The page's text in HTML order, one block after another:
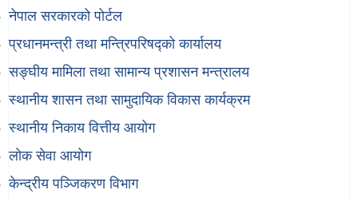
नेपाल सरकारको पोर्टल
प्रधानमन्त्री तथा मन्त्रिपरिषद्को कार्यालय
सङ्घीय मामिला तथा सामान्य प्रशासन मन्त्रालय
स्थानीय शासन तथा सामुदायिक विकास कार्यक्रम
स्थानीय निकाय वित्तीय आयोग
लोक सेवा आयोग
केन्द्रीय पञ्जिकरण विभाग